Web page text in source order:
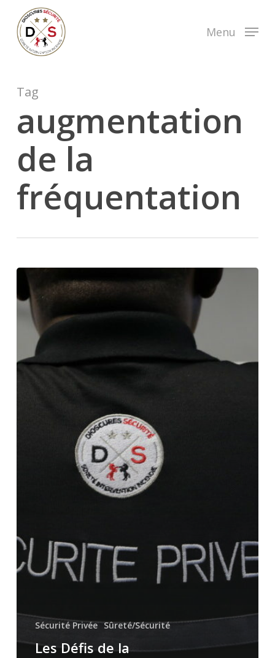
main
content
Menu
Tag
augmentation
de la
fréquentation
Sécurité Privée Sûreté/Sécurité
Les Défis de la